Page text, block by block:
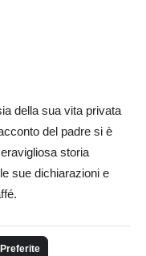
della sua vita privata
del padre si è
storia
sue dichiarazioni e
Preferite